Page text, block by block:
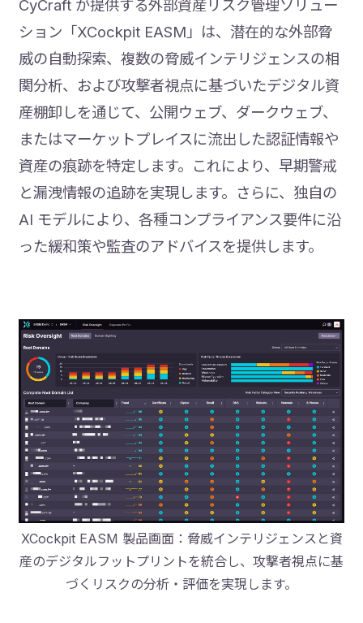
CyCraft が提供する外部資産リスク管理ソリュー
ション「XCockpit EASM」は、潜在的な外部脅
威の自動探索、複数の脅威インテリジェンスの相
関分析、および攻撃者視点に基づいたデジタル資
産棚卸しを通じて、公開ウェブ、ダークウェブ、
またはマーケットプレイスに流出した認証情報や
資産の痕跡を特定します。これにより、早期警戒
と漏洩情報の追跡を実現します。さらに、独自の
AI モデルにより、各種コンプライアンス要件に沿
った緩和策や監査のアドバイスを提供します。
XCockpit EASM 製品画面：脅威インテリジェンスと資
産のデジタルフットプリントを統合し、攻撃者視点に基
づくリスクの分析・評価を実現します。